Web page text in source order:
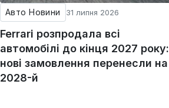
Авто Новини 31 липня 2026
Ferrari розпродала всі
автомобілі до кінця 2027 року:
нові замовлення перенесли на
2028-й